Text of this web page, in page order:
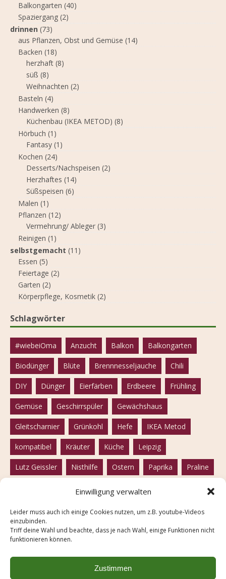
Einwilligung verwalten
Leider muss auch ich einige Cookies nutzen, um z.B. youtube-Videos
einzubinden.
Triff deine Wahl und beachte, dass je nach Wahl, einige Funktionen nicht
funktionieren können.
Zustimmen
Balkongarten (40)
Spaziergang (2)
drinnen (73)
aus Pflanzen, Obst und Gemüse (14)
Backen (18)
herzhaft (8)
süß (8)
Weihnachten (2)
Basteln (4)
Handwerken (8)
Küchenbau (IKEA METOD) (8)
Hörbuch (1)
Fantasy (1)
Kochen (24)
Desserts/Nachspeisen (2)
Herzhaftes (14)
Süßspeisen (6)
Malen (1)
Pflanzen (12)
Vermehrung/ Ableger (3)
Reinigen (1)
selbstgemacht (11)
Essen (5)
Feiertage (2)
Garten (2)
Körperpflege, Kosmetik (2)
Schlagwörter
#wiebeiOma Anzucht Balkon Balkongarten
Biodünger Blüte Brennnesseljauche Chili
DIY Dünger Eierfärben Erdbeere Frühling
Gemüse Geschirrspüler Gewächshaus
Gleitscharnier Grünkohl Hefe IKEA Metod
kompatibel Kräuter Küche Leipzig
Lutz Geissler Nisthilfe Ostern Paprika Praline
Rote Beete
Seife Solawi Solidarische Landwirtschaft
Spülmaschine Tofu Tomaten vegan